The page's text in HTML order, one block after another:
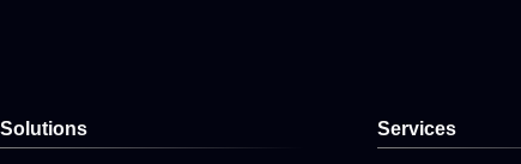
Solutions Services